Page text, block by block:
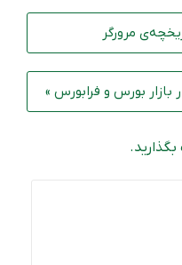
مرورگر
بازار بورس و فرابورس »
بگذارید.